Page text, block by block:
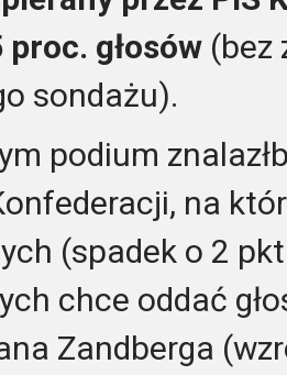
głosów (bez
sondażu).
podium
na
(spadek o 2
chce oddać
Zandberga